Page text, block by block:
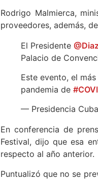
Rodrigo Malmierca,
proveedores, además,
El Presidente
Palacio de
Este evento, el
pandemia de
— Presidencia
En conferencia de
Festival, dijo que esa
respecto al año anterior.
Puntualizó que no se